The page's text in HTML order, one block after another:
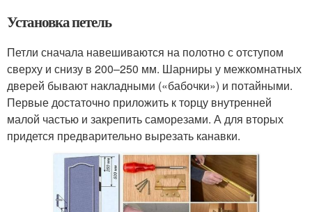
Установка петель
Петли сначала навешиваются на полотно с отступом
сверху и снизу в 200–250 мм. Шарниры у межкомнатных
дверей бывают накладными («бабочки») и потайными.
Первые достаточно приложить к торцу внутренней
малой частью и закрепить саморезами. А для вторых
придется предварительно вырезать канавки.